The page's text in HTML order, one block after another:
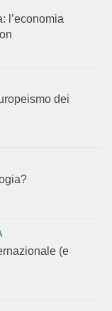
l’economia
dei
(e